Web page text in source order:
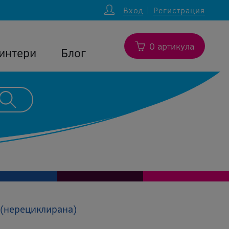
Вход Регистрация
Блог 0 артикула